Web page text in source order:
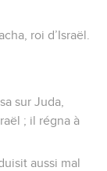
roi d’Israël.
sur Juda,
; il régna à
aussi mal